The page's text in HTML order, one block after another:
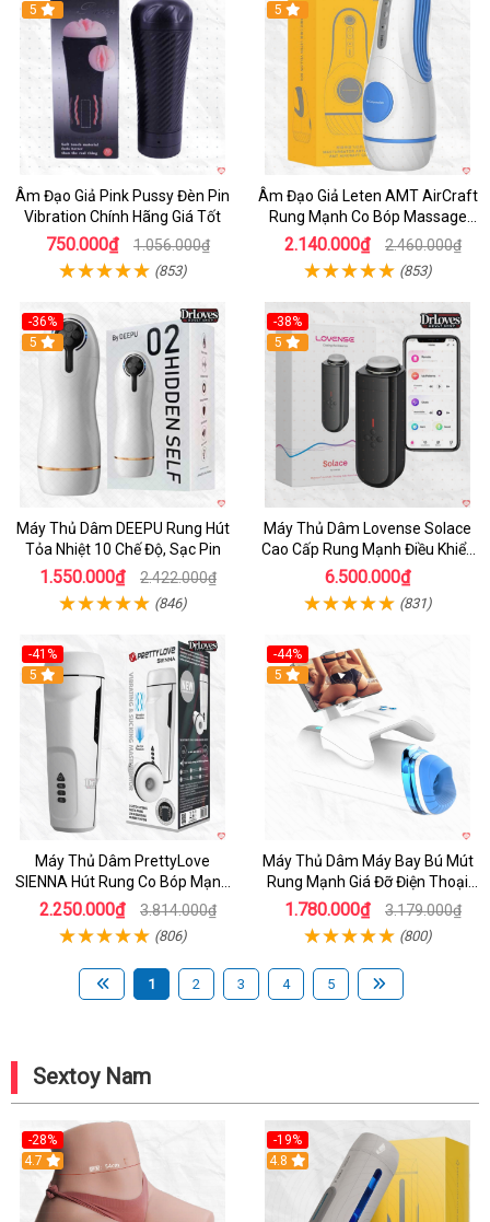
5
Âm Đạo Giả Pink Pussy Đèn Pin
Vibration Chính Hãng Giá Tốt
750.000₫ 1.056.000₫
(853)
5
Âm Đạo Giả Leten AMT AirCraft
Rung Mạnh Co Bóp Massage
Êm Ái
2.140.000₫ 2.460.000₫
(853)
-36%
Hot
5
Máy Thủ Dâm DEEPU Rung Hút
Tỏa Nhiệt 10 Chế Độ, Sạc Pin
1.550.000₫ 2.422.000₫
(846)
-38%
Hot
5
Máy Thủ Dâm Lovense Solace
Cao Cấp Rung Mạnh Điều Khiển
App
6.500.000₫
(831)
-41%
Hot
5
Máy Thủ Dâm PrettyLove
SIENNA Hút Rung Co Bóp Mạnh
Mẽ Nam
2.250.000₫ 3.814.000₫
(806)
-44%
Hot
5
Máy Thủ Dâm Máy Bay Bú Mút
Rung Mạnh Giá Đỡ Điện Thoại
Chính Hãng
1.780.000₫ 3.179.000₫
(800)
1 2 3 4 5
Sextoy Nam
-28%
4.7
-19%
Hot
4.8